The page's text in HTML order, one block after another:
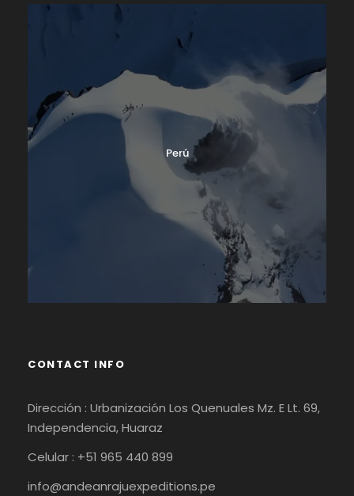
Perú
CONTACT INFO
Dirección : Urbanización Los Quenuales Mz. E Lt. 69,
Independencia, Huaraz
Celular : +51 965 440 899
info@andeanrajuexpeditions.pe